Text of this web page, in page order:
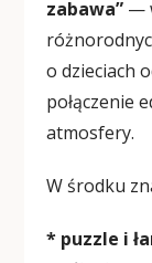
zabawa” —
o dzieciach
połączenie
atmosfery.
W środku
* puzzle i